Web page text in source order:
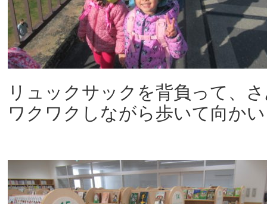
リュックサックを背負って、
ワクワクしながら歩いて向か